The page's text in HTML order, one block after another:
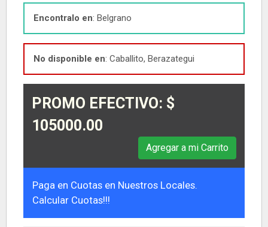
Encontralo en: Belgrano
No disponible en: Caballito, Berazategui
PROMO EFECTIVO: $
105000.00
Agregar a mi Carrito
Paga en Cuotas en Nuestros Locales.
Calcular Cuotas!!!